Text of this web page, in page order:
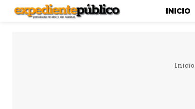
INICIO
Inicio